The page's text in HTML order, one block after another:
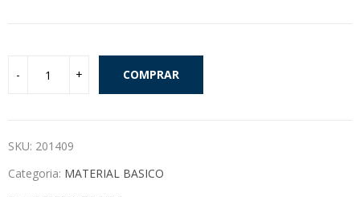
COMPRAR
SKU: 201409
Categoria: MATERIAL BASICO